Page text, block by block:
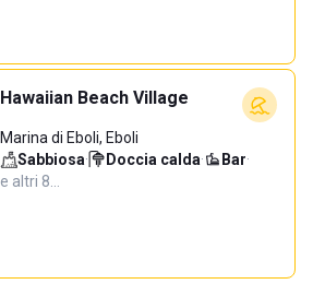
Hawaiian Beach Village
Marina di Eboli, Eboli
Sabbiosa· Doccia calda· Bar·
e altri 8…